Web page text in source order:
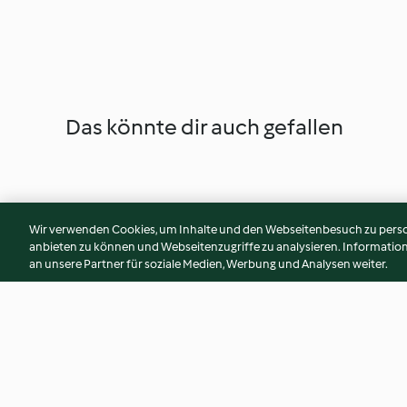
Das könnte dir auch gefallen
Wir verwenden Cookies, um Inhalte und den Webseitenbesuch zu
anbieten zu können und Webseitenzugriffe zu analysieren.
an unsere Partner für soziale Medien, Werbung und Analysen weiter.